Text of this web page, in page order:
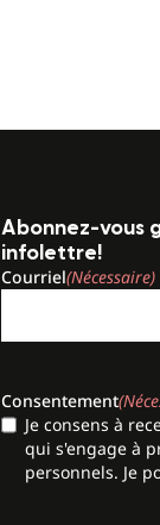
Abonnez-vous
infolettre!
Courriel(Nécessaire)
Consentement
Je consens à
qui s'engage à
personnels. Je